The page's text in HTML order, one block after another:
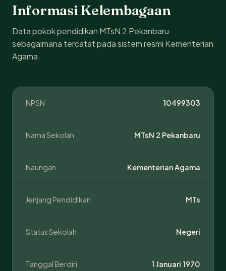
Informasi Kelembagaan
Data pokok pendidikan MTsN 2 Pekanbaru
sebagaimana tercatat pada sistem resmi Kementerian
Agama.
NPSN 10499303
Nama Sekolah MTsN 2 Pekanbaru
Naungan Kementerian Agama
Jenjang Pendidikan MTs
Status Sekolah Negeri
Tanggal Berdiri 1 Januari 1970